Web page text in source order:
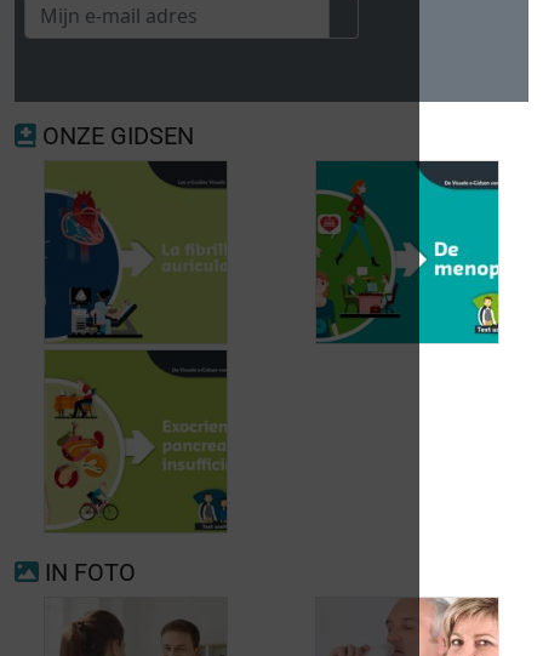
ONZE GIDSEN
Voorkamerfibrillatie
IN FOTO